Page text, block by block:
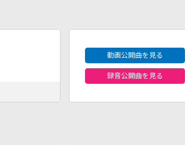
動画公開曲を見る
録音公開曲を見る